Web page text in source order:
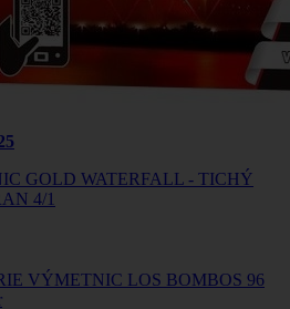
GOLD WATERFALL - TICHÝ
4/1